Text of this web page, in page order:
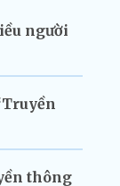
người
thông